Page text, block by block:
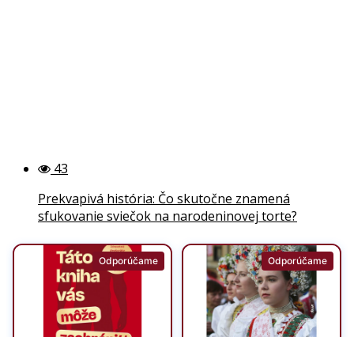
43
Prekvapivá história: Čo skutočne znamená
sfukovanie sviečok na narodeninovej torte?